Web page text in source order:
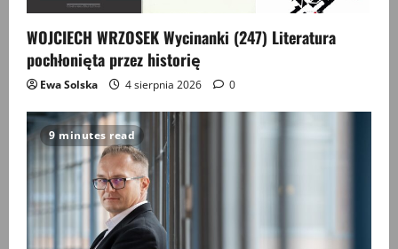
WOJCIECH WRZOSEK Wycinanki (247) Literatura
pochłonięta przez historię
Ewa Solska 4 sierpnia 2026 0
9 minutes read